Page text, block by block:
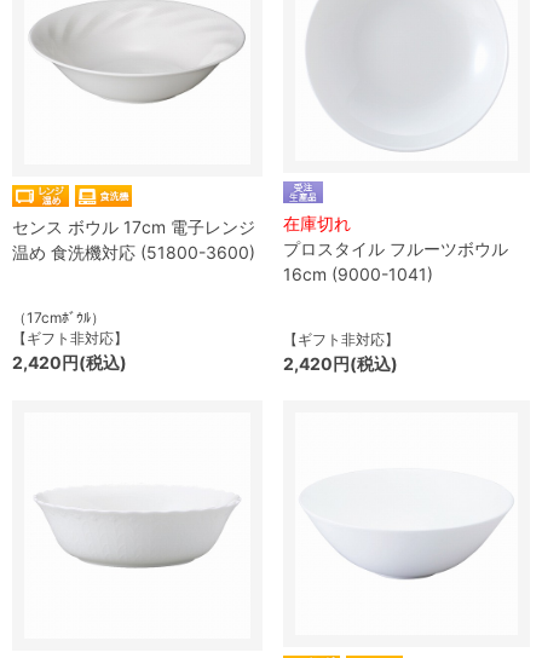
センス ボウル 17cm 電子レンジ
温め 食洗機対応 (51800-3600)
（17cmﾎﾞｳﾙ）
【ギフト非対応】
2,420円(税込)
在庫切れ
プロスタイル フルーツボウル
16cm (9000-1041)
【ギフト非対応】
2,420円(税込)